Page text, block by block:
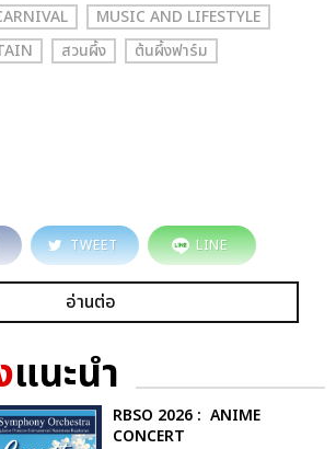
MUSIC AND LIFESTYLE
สวนผึ้ง ต้นผึ้งฟาร์ม
TWEET LINE
อ่านต่อ
แนะนำ
RBSO 2026 : ANIME
CONCERT